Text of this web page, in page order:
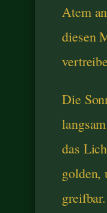
Atem
diesen
Die
das
golden,